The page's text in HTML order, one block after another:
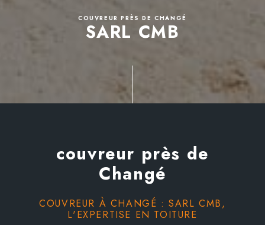
COUVREUR PRÈS DE CHANGÉ
SARL CMB
couvreur près de
Changé
COUVREUR À CHANGÉ : SARL CMB,
L'EXPERTISE EN TOITURE